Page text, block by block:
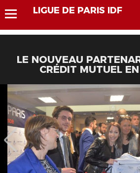
LIGUE DE PARIS IDF
LE NOUVEAU
CRÉDIT MUTUEL